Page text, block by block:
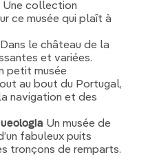
Une collection
ce musée qui plaît à
Dans le château de la
et variées.
petit musée
au bout du Portugal,
navigation et des
Un musée de
fabuleux puits
tronçons de remparts.